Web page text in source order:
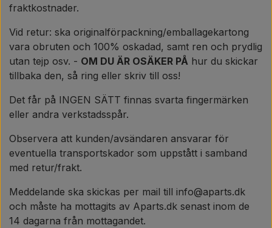
fraktkostnader.
Vid retur: ska originalförpackning/emballagekartong
vara obruten och 100% oskadad, samt ren och prydlig
utan tejp osv. - OM DU ÄR OSÄKER PÅ hur du skickar
tillbaka den, så ring eller skriv till oss!
Det får på INGEN SÄTT finnas svarta fingermärken
eller andra verkstadsspår.
Observera att kunden/avsändaren ansvarar för
eventuella transportskador som uppstått i samband
med retur/frakt.
Meddelande ska skickas per mail till info@aparts.dk
och måste ha mottagits av Aparts.dk senast inom de
14 dagarna från mottagandet.